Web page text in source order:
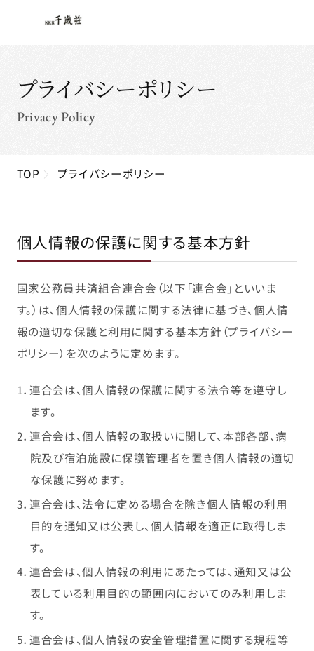
プライバシーポリシー
Privacy Policy
TOP プライバシーポリシー
個人情報の保護に関する基本方針
国家公務員共済組合連合会（以下「連合会」といいま
す。）は、個人情報の保護に関する法律に基づき、個人情
報の適切な保護と利用に関する基本方針（プライバシー
ポリシー）を次のように定めます。
1．連合会は、個人情報の保護に関する法令等を遵守し
ます。
2．連合会は、個人情報の取扱いに関して、本部各部、病
院及び宿泊施設に保護管理者を置き個人情報の適切
な保護に努めます。
3．連合会は、法令に定める場合を除き個人情報の利用
目的を通知又は公表し、個人情報を適正に取得しま
す。
4．連合会は、個人情報の利用にあたっては、通知又は公
表している利用目的の範囲内においてのみ利用しま
す。
5．連合会は、個人情報の安全管理措置に関する規程等